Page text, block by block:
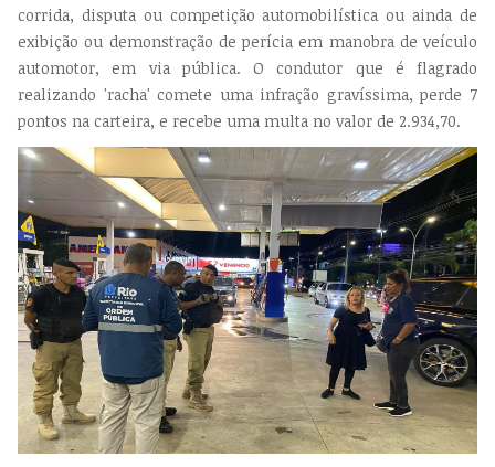
corrida, disputa ou competição automobilística ou ainda de
exibição ou demonstração de perícia em manobra de veículo
automotor, em via pública. O condutor que é flagrado
realizando 'racha' comete uma infração gravíssima, perde 7
pontos na carteira, e recebe uma multa no valor de 2.934,70.